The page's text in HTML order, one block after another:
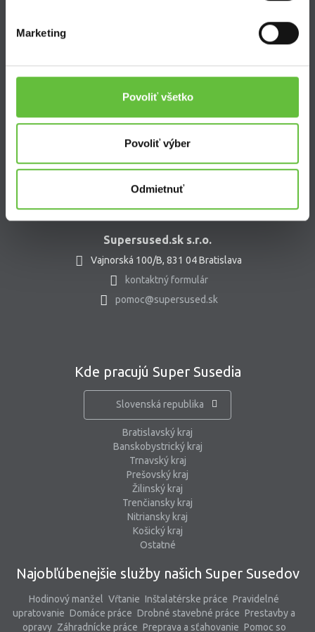
Marketing
Povoliť všetko
Povoliť výber
Odmietnuť
Garancia platby
Riešenie problémov a reklamácií
Nastavenie súborov cookies
Kontakt
Supersused.sk s.r.o.
Vajnorská 100/B, 831 04 Bratislava
kontaktný formulár
pomoc@supersused.sk
Kde pracujú Super Susedia
Slovenská republika
Bratislavský kraj
Banskobystrický kraj
Trnavský kraj
Prešovský kraj
Žilinský kraj
Trenčiansky kraj
Nitriansky kraj
Košický kraj
Ostatné
Najobľúbenejšie služby našich Super Susedov
Hodinový manžel Vŕtanie Inštalatérske práce Pravidelné
upratovanie Domáce práce Drobné stavebné práce Prestavby a
opravy Záhradnícke práce Preprava a sťahovanie Pomoc so